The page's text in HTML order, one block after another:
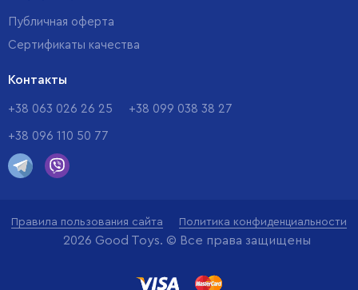
Публичная оферта
Сертификаты качества
Контакты
+38 063 026 26 25 +38 099 038 38 27
+38 096 110 50 77
Правила пользования сайта Политика конфиденциальности
2026 Good Toys. © Все права защищены